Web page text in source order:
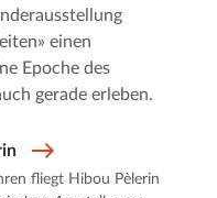
einen
Epoche des
gerade erleben.
fliegt Hibou Pèlerin